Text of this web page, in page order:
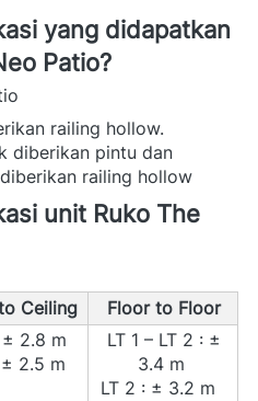
yang didapatkan
Patio?
railing hollow.
diberikan pintu dan
railing hollow
unit Ruko The
Ceiling
Floor to Floor
± 2.8 m
2.5 m
3.4 m
LT 2 : ± 3.2 m